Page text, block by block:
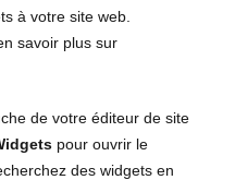
à votre site web.
savoir plus sur
de votre éditeur de site
pour ouvrir le
des widgets en